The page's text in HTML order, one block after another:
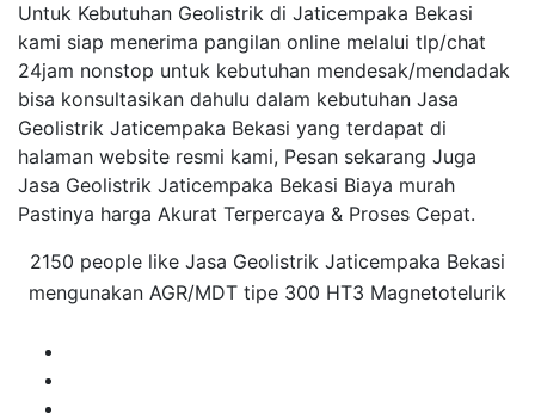
Untuk Kebutuhan Geolistrik di Jaticempaka Bekasi
kami siap menerima pangilan online melalui tlp/chat
24jam nonstop untuk kebutuhan mendesak/mendadak
bisa konsultasikan dahulu dalam kebutuhan Jasa
Geolistrik Jaticempaka Bekasi yang terdapat di
halaman website resmi kami, Pesan sekarang Juga
Jasa Geolistrik Jaticempaka Bekasi Biaya murah
Pastinya harga Akurat Terpercaya & Proses Cepat.
2150 people like Jasa Geolistrik Jaticempaka Bekasi
mengunakan AGR/MDT tipe 300 HT3 Magnetotelurik